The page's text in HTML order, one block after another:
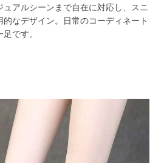
アルシーンまで自在に対応し、スニ
なデザイン。日常のコーディネート
です。